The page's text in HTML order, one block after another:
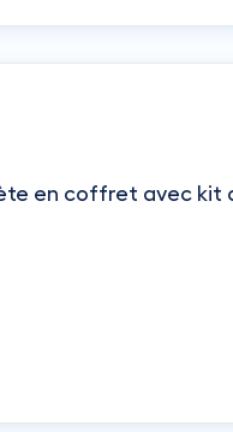
en coffret avec kit